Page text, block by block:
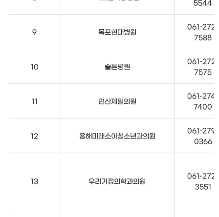
5544
9 목포현대병원
061-272-
7588
10 솔튼병원
061-272-
7575
11 연산제일의원
061-274-
7400
12 용해미래소아청소년과의원
061-279-
0366
13 우리가정의학과의원
061-272-
3551